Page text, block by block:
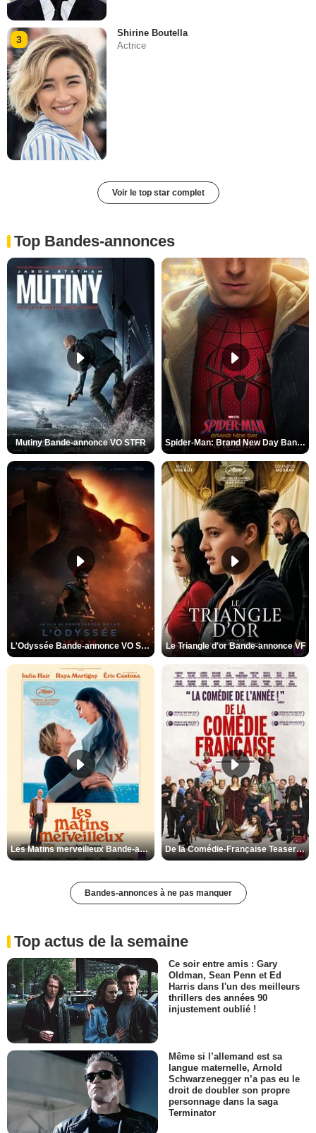
3
Shirine Boutella
Actrice
Voir le top star complet
Top Bandes-annonces
Mutiny Bande-annonce VO STFR Spider-Man: Brand New Day Bande-annonce VO STFR
L'Odyssée Bande-annonce VO STFR Le Triangle d'or Bande-annonce VF
Les Matins merveilleux Bande-annonce VF De la Comédie-Française Teaser VF
Bandes-annonces à ne pas manquer
Top actus de la semaine
Ce soir entre amis : Gary
Oldman, Sean Penn et Ed
Harris dans l'un des meilleurs
thrillers des années 90
injustement oublié !
Même si l’allemand est sa
langue maternelle, Arnold
Schwarzenegger n’a pas eu le
droit de doubler son propre
personnage dans la saga
Terminator